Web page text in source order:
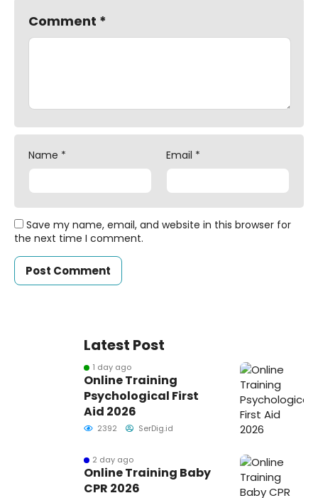
Comment *
Name * Email *
Save my name, email, and website in this browser for
the next time I comment.
Latest Post
1 day ago
Online Training
Psychological First
Aid 2026
2392 SerDig.id
2 day ago
Online Training Baby
CPR 2026